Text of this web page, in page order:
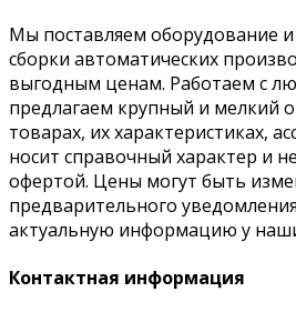
Мы поставляем оборудование
сборки автоматических
выгодным ценам. Работаем с
предлагаем крупный и мелкий
товарах, их характеристиках,
носит справочный характер и
офертой. Цены могут быть
предварительного
актуальную информацию у
Контактная информация